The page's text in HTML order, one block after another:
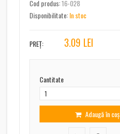
Cod produs:16-028
Disponibilitate:In stoc
PREȚ: 3.09 LEI
Cantitate
Adaugă în coș